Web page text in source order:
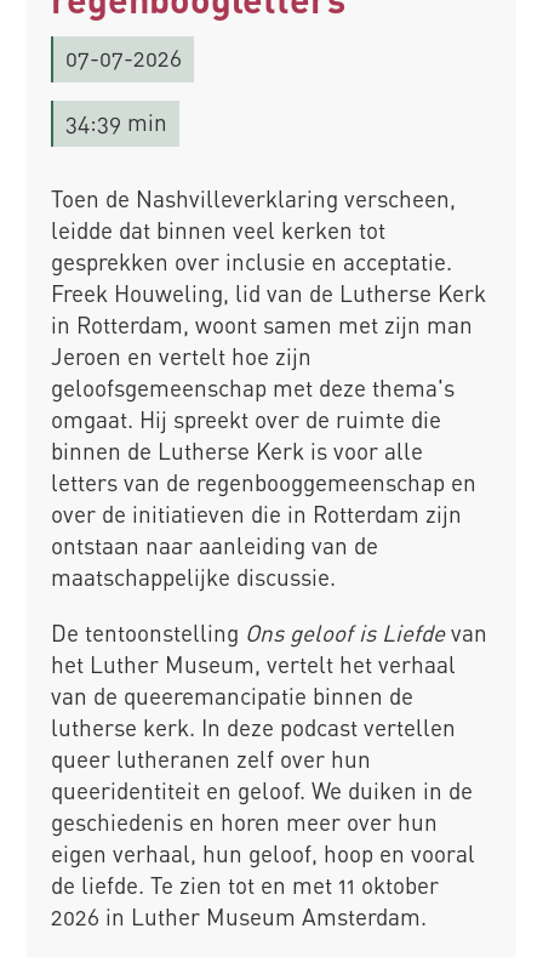
07-07-2026
34:39 min
Toen de Nashvilleverklaring verscheen,
leidde dat binnen veel kerken tot
gesprekken over inclusie en acceptatie.
Freek Houweling, lid van de Lutherse Kerk
in Rotterdam, woont samen met zijn man
Jeroen en vertelt hoe zijn
geloofsgemeenschap met deze thema's
omgaat. Hij spreekt over de ruimte die
binnen de Lutherse Kerk is voor alle
letters van de regenbooggemeenschap en
over de initiatieven die in Rotterdam zijn
ontstaan naar aanleiding van de
maatschappelijke discussie.
De tentoonstelling Ons geloof is Liefdevan
het Luther Museum, vertelt het verhaal
van de queeremancipatie binnen de
lutherse kerk. In deze podcast vertellen
queer lutheranen zelf over hun
queeridentiteit en geloof. We duiken in de
geschiedenis en horen meer over hun
eigen verhaal, hun geloof, hoop en vooral
de liefde. Te zien tot en met 11 oktober
2026 in Luther Museum Amsterdam.